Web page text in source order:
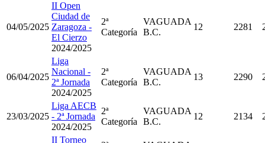
04/05/2025
II Open
Ciudad de
Zaragoza -
El Cierzo
2024/2025
2ª
Categoría
VAGUADA
B.C.
12 2281
06/04/2025
Liga
Nacional -
2ª Jornada
2024/2025
2ª
Categoría
VAGUADA
B.C.
13 2290
23/03/2025
Liga AECB
- 2ª Jornada
2024/2025
2ª
Categoría
VAGUADA
B.C.
12 2134
II Torneo